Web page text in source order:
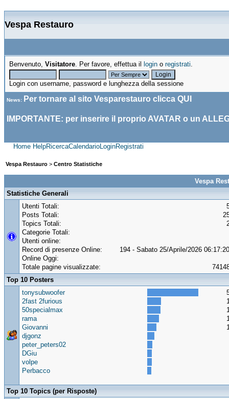
Vespa Restauro
Benvenuto, Visitatore. Per favore, effettua il login o registrati.
Login con username, password e lunghezza della sessione
News: Per tornare al sito Vesparestauro clicca QUI
IMPORTANTE: per inserire il proprio AVATAR o un
Home HelpRicercaCalendarioLoginRegistrati
Vespa Restauro > Centro Statistiche
Vespa
Statistiche Generali
Utenti Totali:
Posts Totali:
Topics Totali:
Categorie Totali:
Utenti online:
Record di presenze Online:
194 - Sabato 25/Aprile/2026
Online Oggi:
Totale pagine visualizzate:
Top 10 Posters
tonysubwoofer
2fast 2furious
50specialmax
rama
Giovanni
djgonz
peter_peters02
DGiu
volpe
Perbacco
Top 10 Topics (per Risposte)